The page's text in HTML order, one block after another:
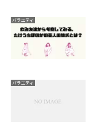
バラエティ
バラエティ